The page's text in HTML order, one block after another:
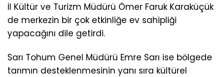
İl Kültür ve Turizm Müdürü Ömer Faruk Karaküçük
de merkezin bir çok etkinliğe ev sahipliği
yapacağını dile getirdi.
Sarı Tohum Genel Müdürü Emre Sarı ise bölgede
tarımın desteklenmesinin yanı sıra kültürel